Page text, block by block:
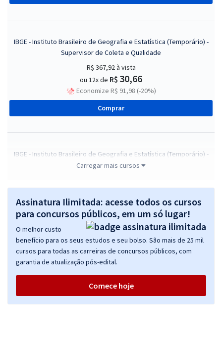
IBGE - Instituto Brasileiro de Geografia e Estatística (Temporário) -
Supervisor de Coleta e Qualidade
R$ 367,92 à vista
ou 12x de R$ 30,66
Economize R$ 91,98 (-20%)
Comprar
IBGE - Instituto Brasileiro de Geografia e Estatística (Temporário) -
Agente Censitário Administrativo (ACA) - Pós-edital
9,90
Economize R$ 29,70 (-20%)
Comprar
Treinamento Intensivo para IBGE (Temporário) - Agente de
Pesquisas e Mapeamento
à vista
ou 12x deR$13,33
Carregar mais cursos
Assinatura Ilimitada: acesse todos os cursos
para concursos públicos, em um só lugar!
O melhor custo
benefício para os seus estudos e seu bolso. São mais de 25 mil
cursos para todas as carreiras de concursos públicos, com
garantia de atualização pós-edital.
Comece hoje